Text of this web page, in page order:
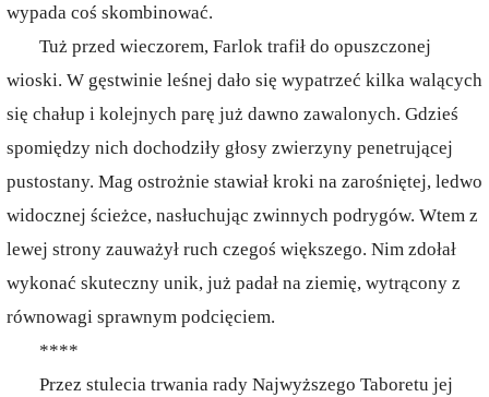
wypada coś skombinować.
Tuż przed wieczorem, Farlok trafił do opuszczonej
wioski. W gęstwinie leśnej dało się wypatrzeć kilka walących
się chałup i kolejnych parę już dawno zawalonych. Gdzieś
spomiędzy nich dochodziły głosy zwierzyny penetrującej
pustostany. Mag ostrożnie stawiał kroki na zarośniętej, ledwo
widocznej ścieżce, nasłuchując zwinnych podrygów. Wtem z
lewej strony zauważył ruch czegoś większego. Nim zdołał
wykonać skuteczny unik, już padał na ziemię, wytrącony z
równowagi sprawnym podcięciem.
****
Przez stulecia trwania rady Najwyższego Taboretu jej